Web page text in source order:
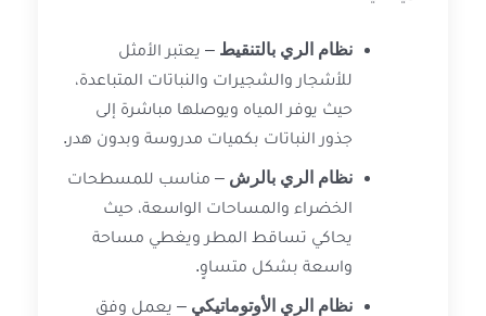
نظام الري بالتنقيط – يعتبر الأمثل
للأشجار والشجيرات والنباتات المتباعدة،
حيث يوفر المياه ويوصلها مباشرة إلى
جذور النباتات بكميات مدروسة وبدون هدر.
نظام الري بالرش – مناسب للمسطحات
الخضراء والمساحات الواسعة، حيث
يحاكي تساقط المطر ويغطي مساحة
واسعة بشكل متساوٍ.
نظام الري الأوتوماتيكي – يعمل وفق